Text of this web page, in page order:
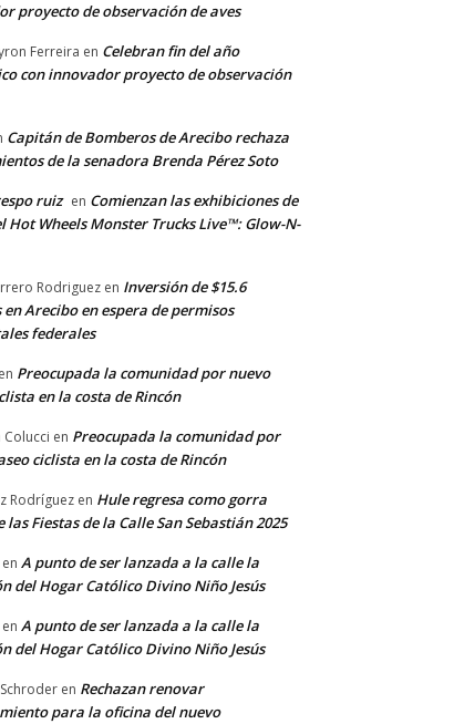
proyecto de observación de aves
Ferreira en Celebran fin del año
con innovador proyecto de observación
Capitán de Bomberos de Arecibo rechaza
de la senadora Brenda Pérez Soto
ruiz en Comienzan las exhibiciones de
Hot Wheels Monster Trucks Live™: Glow-N-
Rodriguez en Inversión de $15.6
Arecibo en espera de permisos
federales
en Preocupada la comunidad por nuevo
en la costa de Rincón
Colucci en Preocupada la comunidad por
ciclista en la costa de Rincón
Rodríguez en Hule regresa como gorra
las Fiestas de la Calle San Sebastián 2025
en A punto de ser lanzada a la calle la
del Hogar Católico Divino Niño Jesús
en A punto de ser lanzada a la calle la
del Hogar Católico Divino Niño Jesús
en Rechazan renovar
para la oficina del nuevo